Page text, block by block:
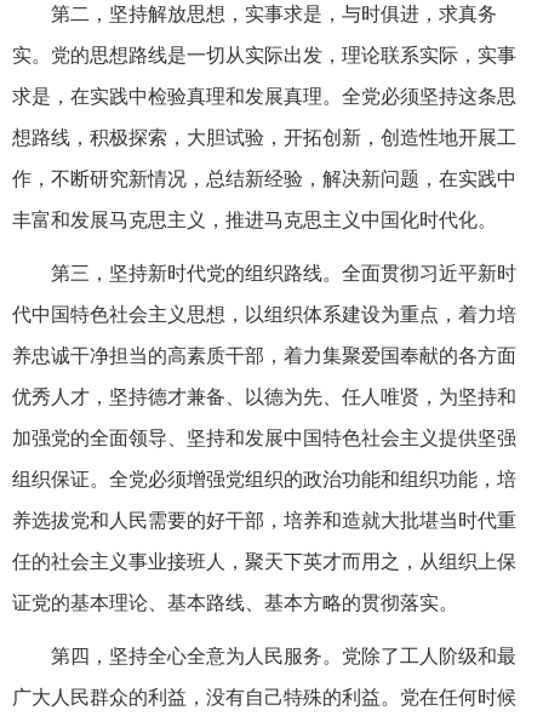
第二，坚持解放思想，实事求是，与时俱进，求真务
实。党的思想路线是一切从实际出发，理论联系实际，实事
求是，在实践中检验真理和发展真理。全党必须坚持这条思
想路线，积极探索，大胆试验，开拓创新，创造性地开展工
作，不断研究新情况，总结新经验，解决新问题，在实践中
丰富和发展马克思主义，推进马克思主义中国化时代化。
第三，坚持新时代党的组织路线。全面贯彻习近平新时
代中国特色社会主义思想，以组织体系建设为重点，着力培
养忠诚干净担当的高素质干部，着力集聚爱国奉献的各方面
优秀人才，坚持德才兼备、以德为先、任人唯贤，为坚持和
加强党的全面领导、坚持和发展中国特色社会主义提供坚强
组织保证。全党必须增强党组织的政治功能和组织功能，培
养选拔党和人民需要的好干部，培养和造就大批堪当时代重
任的社会主义事业接班人，聚天下英才而用之，从组织上保
证党的基本理论、基本路线、基本方略的贯彻落实。
第四，坚持全心全意为人民服务。党除了工人阶级和最
广大人民群众的利益，没有自己特殊的利益。党在任何时候